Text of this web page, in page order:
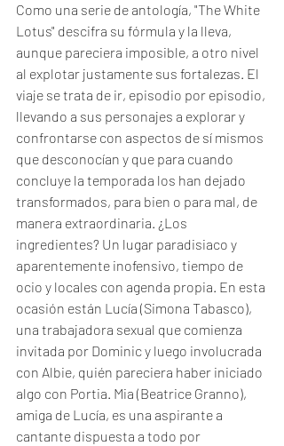
Como una serie de antología, "The White
Lotus" descifra su fórmula y la lleva,
aunque pareciera imposible, a otro nivel
al explotar justamente sus fortalezas. El
viaje se trata de ir, episodio por episodio,
llevando a sus personajes a explorar y
confrontarse con aspectos de sí mismos
que desconocían y que para cuando
concluye la temporada los han dejado
transformados, para bien o para mal, de
manera extraordinaria. ¿Los
ingredientes? Un lugar paradisiaco y
aparentemente inofensivo, tiempo de
ocio y locales con agenda propia. En esta
ocasión están Lucía (Simona Tabasco),
una trabajadora sexual que comienza
invitada por Dominic y luego involucrada
con Albie, quién pareciera haber iniciado
algo con Portia. Mia (Beatrice Granno),
amiga de Lucía, es una aspirante a
cantante dispuesta a todo por